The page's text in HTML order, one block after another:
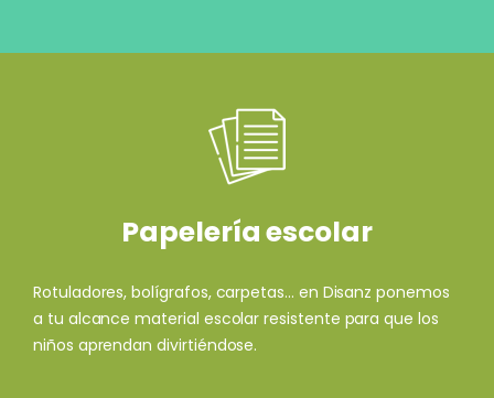
Papelería escolar
Rotuladores, bolígrafos, carpetas... en Disanz ponemos
a tu alcance material escolar resistente para que los
niños aprendan divirtiéndose.